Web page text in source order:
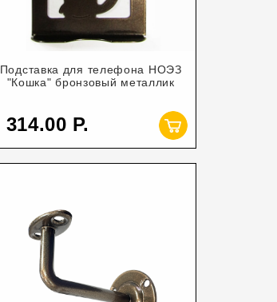
Подставка для телефона НОЭЗ
"Кошка" бронзовый металлик
314.00